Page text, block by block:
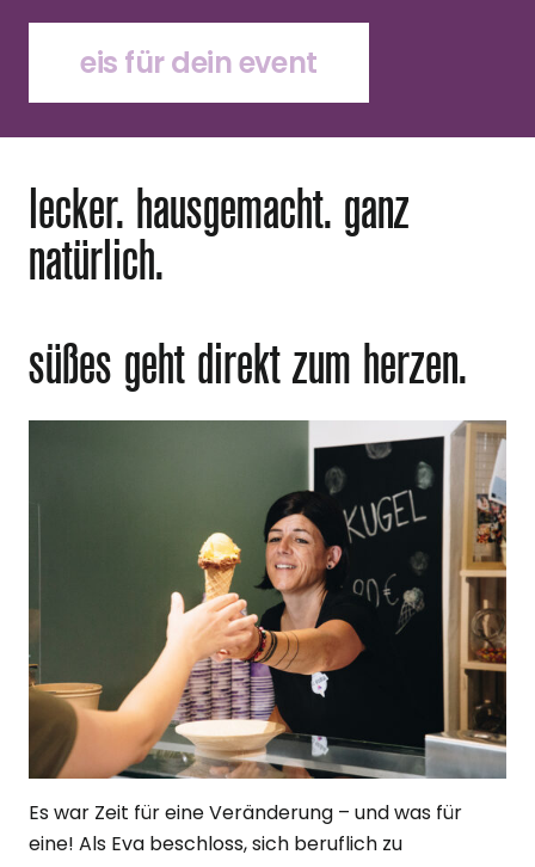
eis für dein event
lecker. hausgemacht. ganz
natürlich.
süßes geht direkt zum herzen.
Es war Zeit für eine Veränderung – und was für
eine! Als Eva beschloss, sich beruflich zu